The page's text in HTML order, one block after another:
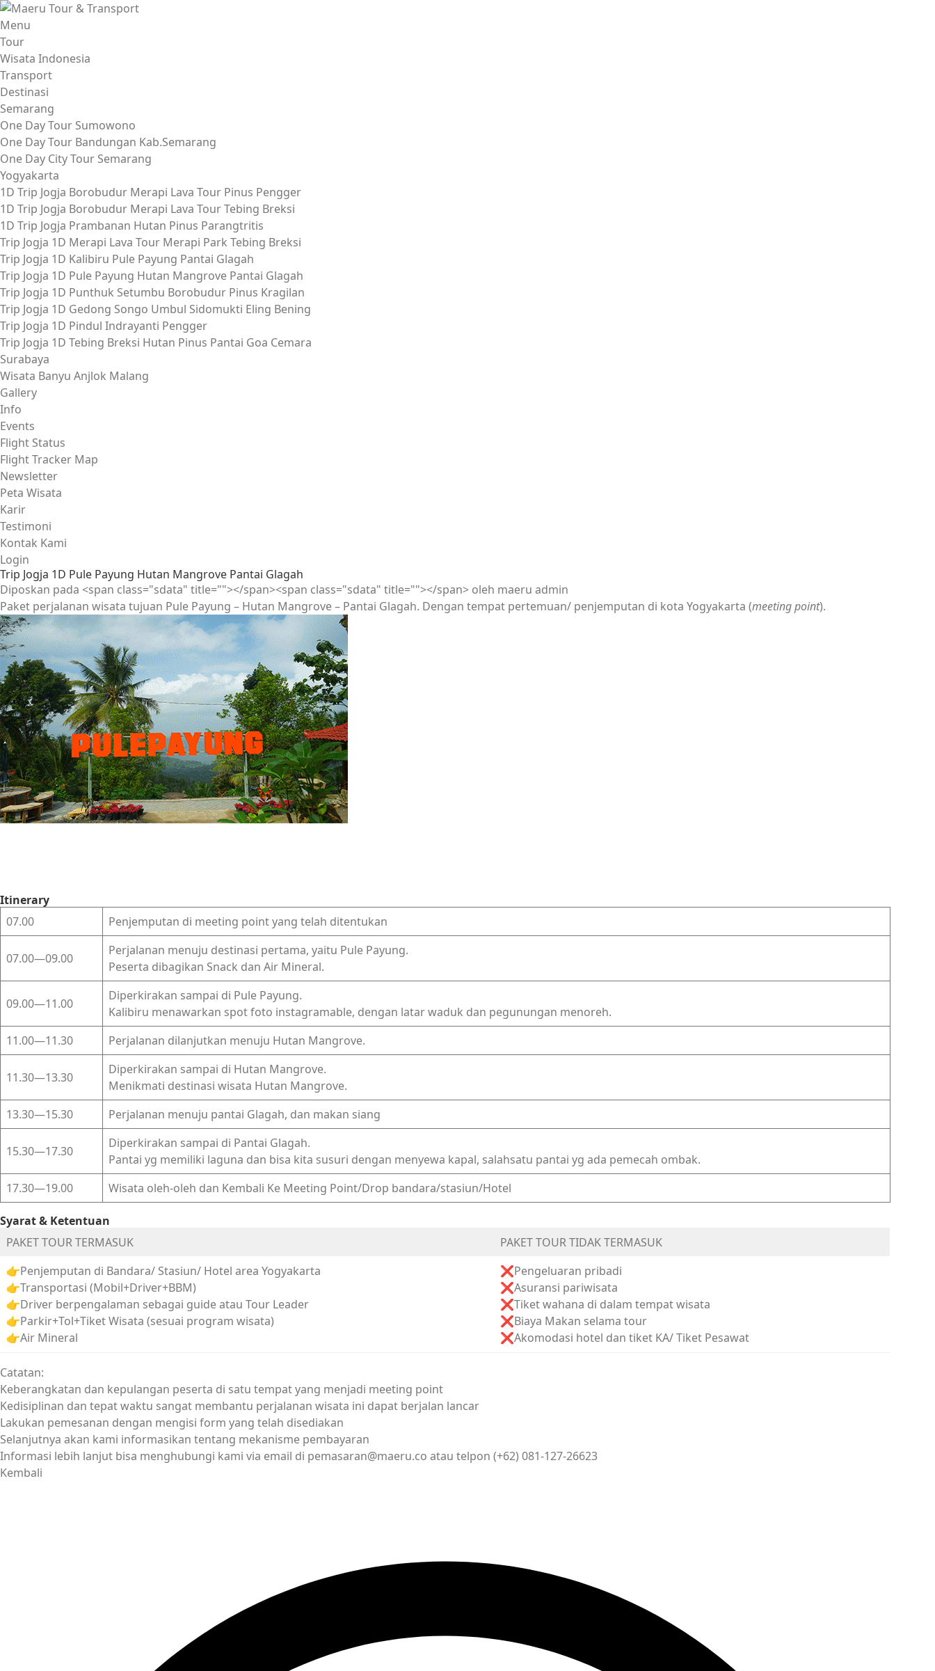
Lompat
ke
konten
Menu
Tour
Wisata Indonesia
Transport
Destinasi
Semarang
One Day Tour Sumowono
One Day Tour Bandungan Kab.Semarang
One Day City Tour Semarang
Yogyakarta
1D Trip Jogja Borobudur Merapi Lava Tour Pinus Pengger
1D Trip Jogja Borobudur Merapi Lava Tour Tebing Breksi
1D Trip Jogja Prambanan Hutan Pinus Parangtritis
Trip Jogja 1D Merapi Lava Tour Merapi Park Tebing Breksi
Trip Jogja 1D Kalibiru Pule Payung Pantai Glagah
Trip Jogja 1D Pule Payung Hutan Mangrove Pantai Glagah
Trip Jogja 1D Punthuk Setumbu Borobudur Pinus Kragilan
Trip Jogja 1D Gedong Songo Umbul Sidomukti Eling Bening
Trip Jogja 1D Pindul Indrayanti Pengger
Trip Jogja 1D Tebing Breksi Hutan Pinus Pantai Goa Cemara
Surabaya
Wisata Banyu Anjlok Malang
Gallery
Info
Events
Flight Status
Flight Tracker Map
Newsletter
Peta Wisata
Karir
Testimoni
Kontak Kami
Login
Trip Jogja 1D Pule Payung Hutan Mangrove Pantai Glagah
Diposkan pada <span class="sdata" title=""></span><span class="sdata" title=""></span> oleh maeru admin
Paket perjalanan wisata tujuan Pule Payung – Hutan Mangrove – Pantai Glagah. Dengan tempat pertemuan/ penjemputan di kota Yogyakarta (meeting point).
Itinerary
07.00
Penjemputan di meeting point yang telah ditentukan
07.00—09.00
Perjalanan menuju destinasi pertama, yaitu Pule Payung.
Peserta dibagikan Snack dan Air Mineral.
09.00—11.00
Diperkirakan sampai di Pule Payung.
Kalibiru menawarkan spot foto instagramable, dengan latar waduk dan pegunungan menoreh.
11.00—11.30
Perjalanan dilanjutkan menuju Hutan Mangrove.
11.30—13.30
Diperkirakan sampai di Hutan Mangrove.
Menikmati destinasi wisata Hutan Mangrove.
13.30—15.30
Perjalanan menuju pantai Glagah, dan makan siang
15.30—17.30
Diperkirakan sampai di Pantai Glagah.
Pantai yg memiliki laguna dan bisa kita susuri dengan menyewa kapal, salahsatu pantai yg ada pemecah ombak.
17.30—19.00
Wisata oleh-oleh dan Kembali Ke Meeting Point/Drop bandara/stasiun/Hotel
Syarat & Ketentuan
PAKET TOUR TERMASUK
PAKET TOUR TIDAK TERMASUK
👉Penjemputan di Bandara/ Stasiun/ Hotel area Yogyakarta
👉Transportasi (Mobil+Driver+BBM)
👉Driver berpengalaman sebagai guide atau Tour Leader
👉Parkir+Tol+Tiket Wisata (sesuai program wisata)
👉Air Mineral
❌Pengeluaran pribadi
❌Asuransi pariwisata
❌Tiket wahana di dalam tempat wisata
❌Biaya Makan selama tour
❌Akomodasi hotel dan tiket KA/ Tiket Pesawat
Catatan:
Keberangkatan dan kepulangan peserta di satu tempat yang menjadi meeting point
Kedisiplinan dan tepat waktu sangat membantu perjalanan wisata ini dapat berjalan lancar
Lakukan pemesanan dengan mengisi form yang telah disediakan
Selanjutnya akan kami informasikan tentang mekanisme pembayaran
Informasi lebih lanjut bisa menghubungi kami via email di pemasaran@maeru.co atau telpon (+62) 081-127-26623
Kembali